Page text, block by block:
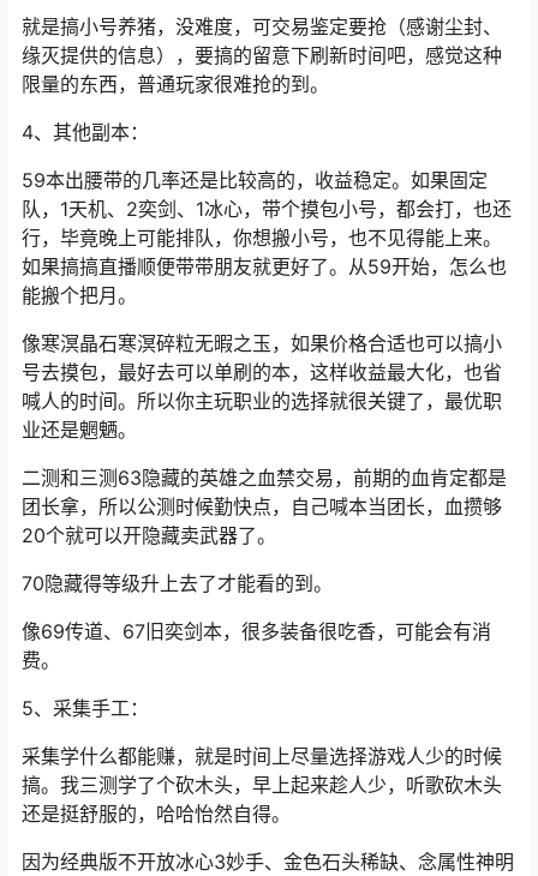
就是搞小号养猪，没难度，可交易鉴定要抢（感谢尘封、
缘灭提供的信息），要搞的留意下刷新时间吧，感觉这种
限量的东西，普通玩家很难抢的到。
4、其他副本：
59本出腰带的几率还是比较高的，收益稳定。如果固定
队，1天机、2奕剑、1冰心，带个摸包小号，都会打，也还
行，毕竟晚上可能排队，你想搬小号，也不见得能上来。
如果搞搞直播顺便带带朋友就更好了。从59开始，怎么也
能搬个把月。
像寒溟晶石寒溟碎粒无暇之玉，如果价格合适也可以搞小
号去摸包，最好去可以单刷的本，这样收益最大化，也省
喊人的时间。所以你主玩职业的选择就很关键了，最优职
业还是魍魉。
二测和三测63隐藏的英雄之血禁交易，前期的血肯定都是
团长拿，所以公测时候勤快点，自己喊本当团长，血攒够
20个就可以开隐藏卖武器了。
70隐藏得等级升上去了才能看的到。
像69传道、67旧奕剑本，很多装备很吃香，可能会有消
费。
5、采集手工：
采集学什么都能赚，就是时间上尽量选择游戏人少的时候
搞。我三测学了个砍木头，早上起来趁人少，听歌砍木头
还是挺舒服的，哈哈怡然自得。
因为经典版不开放冰心3妙手、金色石头稀缺、念属性神明